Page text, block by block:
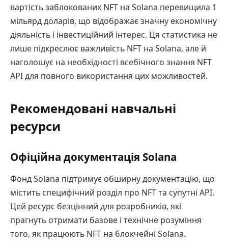
вартість заблокованих NFT на Solana перевищила 1
мільярд доларів, що відображає значну економічну
діяльність і інвестиційний інтерес. Ця статистика не
лише підкреслює важливість NFT на Solana, але й
наголошує на необхідності всебічного знання NFT
API для повного використання цих можливостей.
Рекомендовані навчальні
ресурси
Офіційна документація Solana
Фонд Solana підтримує обширну документацію, що
містить специфічний розділ про NFT та супутні API.
Цей ресурс безцінний для розробників, які
прагнуть отримати базове і технічне розуміння
того, як працюють NFT на блокчейні Solana.